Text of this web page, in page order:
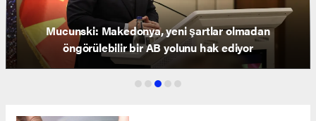
Mucunski: Makedonya, yeni şartlar olmadan
öngörülebilir bir AB yolunu hak ediyor